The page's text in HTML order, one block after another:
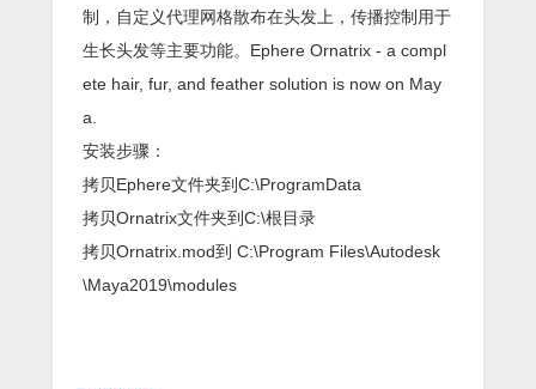
制，自定义代理网格散布在头发上，传播控制用于
生长头发等主要功能。Ephere Ornatrix - a compl
ete hair, fur, and feather solution is now on May
a.
安装步骤：
拷贝Ephere文件夹到C:\ProgramData
拷贝Ornatrix文件夹到C:\根目录
拷贝Ornatrix.mod到 C:\Program Files\Autodesk
\Maya2019\modules